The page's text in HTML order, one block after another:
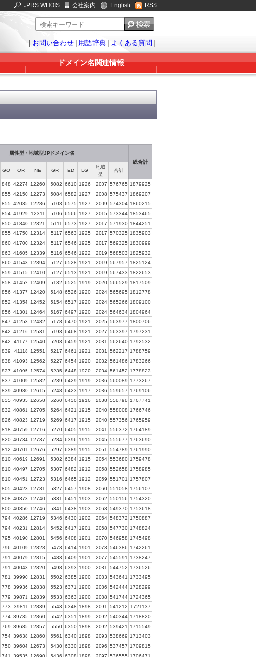
JPRS WHOIS 会社案内 English RSS
| お問い合わせ | 用語辞典 | よくある質問 |
ドメイン名関連情報
属性型・地域型JPドメイン名
総合計
GO OR NE GR ED LG
地域
型
合計
848 42274 12260 5082 6610 1926 2007 576765
1879925
855 42150 12273 5084 6582 1927 2008 575437
1869207
855 42035 12286 5103 6575 1927 2009 574304 1860215
854 41929 12311 5106 6566 1927 2015 573344 1853465
850 41840 12321 5111 6573 1927 2017 571930 1844251
855 41750 12314 5117 6563 1925 2017 570325
1835903
860 41700 12324 5117 6546 1925 2017 569325
1830999
863 41605 12339 5116 6546 1922 2019 568503
1825932
860 41543 12394 5127 6528 1921 2019 567957
1825124
859 41515 12410 5127 6513 1921 2019 567433
1822653
858 41452 12409 5132 6525 1919 2020 566529
1817509
856 41377 12420 5148 6526 1920 2024 565695
1812778
852 41354 12452 5154 6517 1920 2024 565266
1809100
856 41301 12464 5167 6497 1920 2024 564634 1804964
847 41253 12482 5178 6470 1921 2025 563977
1800706
842 41216 12531 5193 6468 1921 2027 563397
1797231
842 41177 12540 5203 6459 1921 2031 562640 1792532
839 41118 12551 5217 6461 1921 2031 562217
1788759
838 41093 12562 5227 6454 1920 2032 561486
1783266
837 41095 12574 5235 6448 1920 2034 561452
1778823
837 41009 12582 5239 6429 1919 2036 560089
1773267
839 40980 12615 5248 6423 1917 2036 559657
1769106
835 40935 12658 5260 6430 1916 2038 558798
1767741
832 40861 12705 5264 6421 1915 2040 558008
1766746
826 40823 12719 5269 6417 1915 2040 557356
1765959
818 40759 12716 5270 6405 1915 2041 556372
1764189
820 40734 12737 5284 6396 1915 2045 555677
1763690
812 40701 12676 5297 6389 1915 2051 554789
1761990
810 40619 12691 5302 6384 1915 2054 553680 1759478
810 40497 12705 5307 6482 1912 2058 552658
1758985
810 40451 12723 5316 6465 1912 2059 551701
1757807
805 40423 12731 5327 6457 1908 2060 551058
1756107
808 40373 12740 5331 6451 1903 2062 550156
1754320
800 40350 12746 5341 6438 1903 2063 549370 1753618
794 40286 12719 5346 6430 1902 2064 548372
1750887
794 40231 12814 5452 6417 1901 2068 547730 1748824
795 40190 12801 5456 6408 1901 2070 546958
1745498
796 40109 12828 5473 6414 1901 2073 546386
1742261
791 40079 12815 5483 6409 1901 2077 545591
1738247
791 40043 12820 5498 6393 1900 2081 544752
1736526
781 39990 12831 5502 6385 1900 2083 543641
1733495
778 39936 12838 5523 6371 1900 2086 542444 1728299
779 39871 12839 5533 6363 1900 2088 541744 1724365
773 39811 12839 5543 6348 1898 2091 541212
1721137
774 39735 12860 5542 6351 1899 2092 540344 1718820
769 39685 12857 5550 6350 1898 2092 539421
1715549
754 39638 12860 5561 6340 1898 2093 538669
1713403
750 39604 12673 5430 6330 1898 2096 537457
1709815
741 39535 12690 5436 6308 1898 2097 536555
1706471